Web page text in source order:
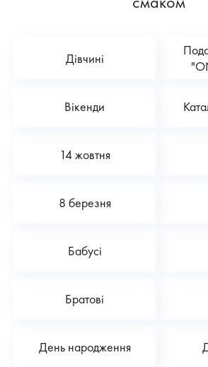
Дівчині
Вікенди
14 жовтня
8 березня
Бабусі
Братові
День народження